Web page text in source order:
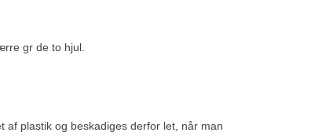
gr de to hjul.
af plastik og beskadiges derfor let, når man